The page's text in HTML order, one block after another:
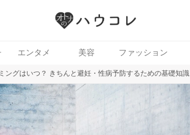
エンタメ 美容 ファッション
ングはいつ？ きちんと避妊・性病予防するための基礎知識